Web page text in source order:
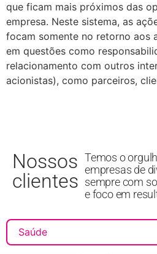
que ficam mais próximos das
empresa. Neste sistema, as
focam somente no retorno aos
em questões como
relacionamento com outros
acionistas), como parceiros,
Nossos
clientes
Temos o
empresas de
sempre com
e foco em
Saúde